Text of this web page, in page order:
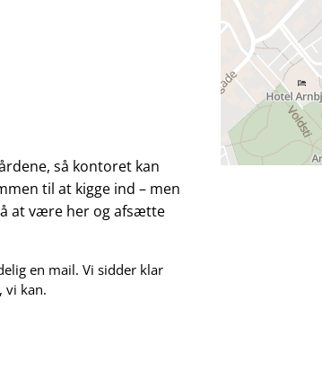
så kontoret kan
til at kigge ind – men
at være her og afsætte
en mail. Vi sidder klar
vi kan.